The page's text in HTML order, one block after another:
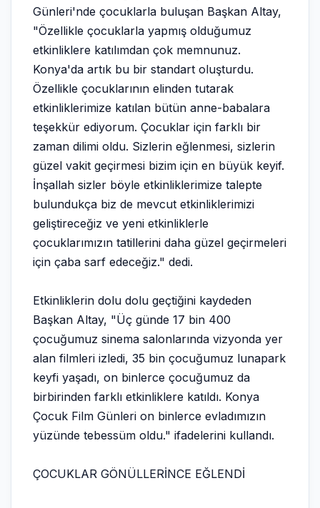
Günleri'nde çocuklarla buluşan Başkan Altay,
"Özellikle çocuklarla yapmış olduğumuz
etkinliklere katılımdan çok memnunuz.
Konya'da artık bu bir standart oluşturdu.
Özellikle çocuklarının elinden tutarak
etkinliklerimize katılan bütün anne-babalara
teşekkür ediyorum. Çocuklar için farklı bir
zaman dilimi oldu. Sizlerin eğlenmesi, sizlerin
güzel vakit geçirmesi bizim için en büyük keyif.
İnşallah sizler böyle etkinliklerimize talepte
bulundukça biz de mevcut etkinliklerimizi
geliştireceğiz ve yeni etkinliklerle
çocuklarımızın tatillerini daha güzel geçirmeleri
için çaba sarf edeceğiz." dedi.
Etkinliklerin dolu dolu geçtiğini kaydeden
Başkan Altay, "Üç günde 17 bin 400
çocuğumuz sinema salonlarında vizyonda yer
alan filmleri izledi, 35 bin çocuğumuz lunapark
keyfi yaşadı, on binlerce çocuğumuz da
birbirinden farklı etkinliklere katıldı. Konya
Çocuk Film Günleri on binlerce evladımızın
yüzünde tebessüm oldu." ifadelerini kullandı.
ÇOCUKLAR GÖNÜLLERİNCE EĞLENDİ